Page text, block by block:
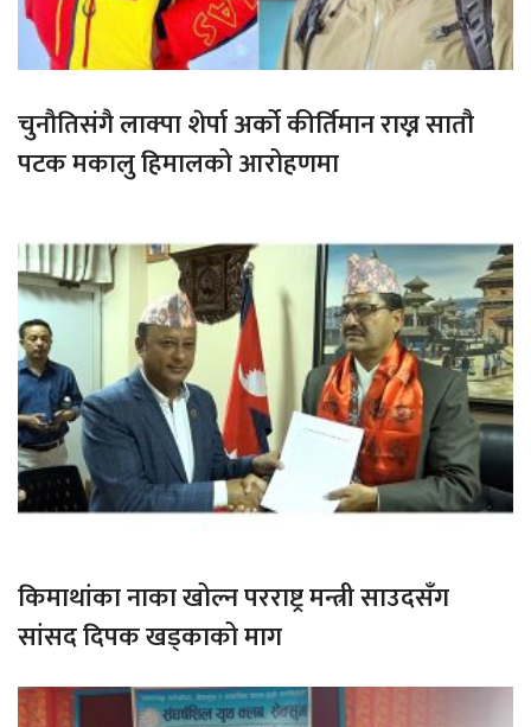
चुनौतिसंगै लाक्पा शेर्पा अर्को कीर्तिमान राख्न सातौ
पटक मकालु हिमालको आरोहणमा
किमाथांका नाका खोल्न परराष्ट्र मन्त्री साउदसँग
सांसद दिपक खड्काको माग